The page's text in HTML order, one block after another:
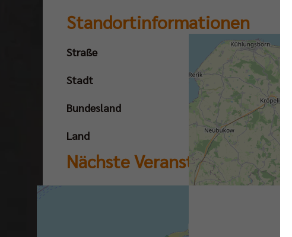
Standortinformationen
Straße
Stadt
Bundesland
Land
Nächste Veranstaltungen